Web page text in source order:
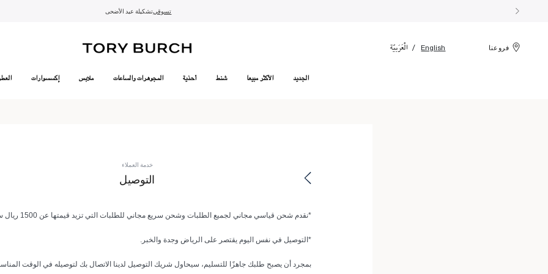
الموسم الجديد: إطلالات العمل تسوّقي التشكيلة تشكيلة عيد الأضحىتسوقي
توصيل مجاني خلال ساعتين متاح في الرياض
الطلب الآن للتوصيل قبل العيد10% على أول طلب لك بقيمة 1000 ريال سعودي أو أكثر تفاصيل - الشحن والإرجاع تفاصيل - تسوق الآن واستلم في المتجر
فروعنا English الْعَرَبيّة
الجديد الأكثر مبيعا شنط أحذية المجوهرات والساعات ملابس إكسسوارات
خدمة العملاء
التوصيل
*نقدم شحن قياسي مجاني لجميع الطلبات وشحن سريع مجاني للطلبات التي تزيد قيمتها عن 1500 ريال سعودي.
*التوصيل في نفس اليوم يقتصر على الرياض وجدة والخبر.
بمجرد أن يصبح طلبك جاهزًا للتسليم، سيحاول شريك التوصيل لدينا الاتصال بك لتوصيله في الوقت